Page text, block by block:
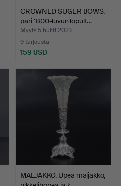
CROWNED SUGER BOWS,
pari 1800-luvun lopult…
Myyty 5 huhti 2023
9 tarjousta
159 USD
MALJAKKO. Upea maljakko,